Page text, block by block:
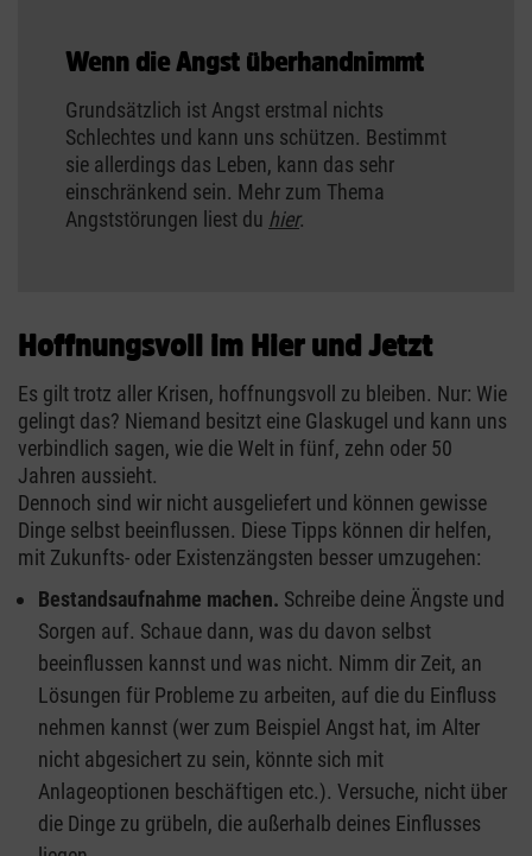
Wenn die Angst überhandnimmt
Grundsätzlich ist Angst erstmal nichts
Schlechtes und kann uns schützen. Bestimmt
sie allerdings das Leben, kann das sehr
einschränkend sein. Mehr zum Thema
Angststörungen liest du hier.
Hoffnungsvoll im Hier und Jetzt
Es gilt trotz aller Krisen, hoffnungsvoll zu bleiben. Nur: Wie
gelingt das? Niemand besitzt eine Glaskugel und kann uns
verbindlich sagen, wie die Welt in fünf, zehn oder 50
Jahren aussieht.
Dennoch sind wir nicht ausgeliefert und können gewisse
Dinge selbst beeinflussen. Diese Tipps können dir helfen,
mit Zukunfts- oder Existenzängsten besser umzugehen:
Bestandsaufnahme machen. Schreibe deine Ängste und
Sorgen auf. Schaue dann, was du davon selbst
beeinflussen kannst und was nicht. Nimm dir Zeit, an
Lösungen für Probleme zu arbeiten, auf die du Einfluss
nehmen kannst (wer zum Beispiel Angst hat, im Alter
nicht abgesichert zu sein, könnte sich mit
Anlageoptionen beschäftigen etc.). Versuche, nicht über
die Dinge zu grübeln, die außerhalb deines Einflusses